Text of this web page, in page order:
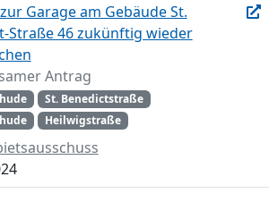
Garage am Gebäude St.
Straße 46 zukünftig wieder
Antrag
St. Benedictstraße
Heilwigstraße